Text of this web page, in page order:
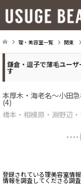
理・美容室一覧 関東
鎌倉・逗子で薄毛ユー
す
本厚木・海老名～小田
(4)
橋本・相模原・淵野辺
登録されている理美容室情
情報を調査してくださる調